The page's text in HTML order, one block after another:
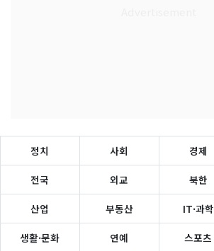
정치 사회 경제
전국 외교 북한
산업 부동산 IT·과학
생활·문화 연예 스포츠